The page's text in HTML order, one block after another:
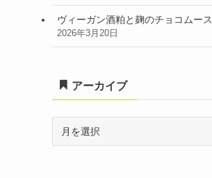
ヴィーガン酒粕と麹のチョコムース
2026年3月20日
アーカイブ